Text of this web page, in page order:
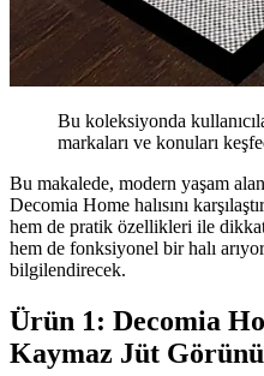
Bu koleksiyonda
markaları ve konuları
Bu makalede, modern yaşam
Decomia Home halısını
hem de pratik özellikleri ile
hem de fonksiyonel bir halı
bilgilendirecek.
Ürün 1: Decomia
Kaymaz Jüt